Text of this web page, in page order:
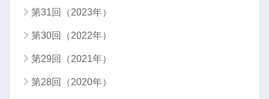
第31回（2023年）
第30回（2022年）
第29回（2021年）
第28回（2020年）